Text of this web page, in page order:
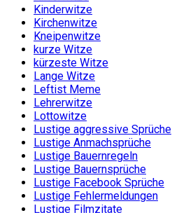
Kinderwitze
Kirchenwitze
Kneipenwitze
kurze Witze
kürzeste Witze
Lange Witze
Leftist Meme
Lehrerwitze
Lottowitze
Lustige aggressive Sprüche
Lustige Anmachsprüche
Lustige Bauernregeln
Lustige Bauernsprüche
Lustige Facebook Sprüche
Lustige Fehlermeldungen
Lustige Filmzitate